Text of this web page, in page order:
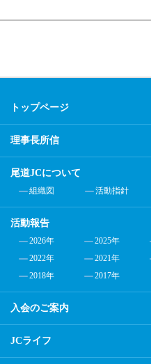
トップページ
理事長所信
尾道JCについて
組織図 活動指針
活動報告
2026年 2025年
2022年
2021年
2018年
2017年
入会のご案内
JCライフ